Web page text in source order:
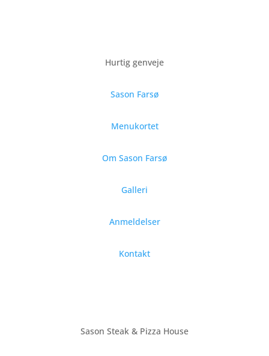
Hurtig genveje
Sason Farsø
Menukortet
Om Sason Farsø
Galleri
Anmeldelser
Kontakt
Sason Steak & Pizza House